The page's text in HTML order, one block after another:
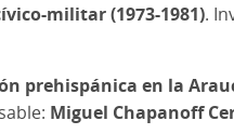
militar (1973-1981).
prehispánica en la
Miguel Chapanoff